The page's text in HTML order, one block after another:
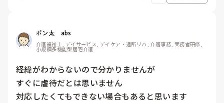
ポン太　abs
介護福祉士, デイサービス, デイケア・通所リハ, 介護事務, 実務者研修,
小規模多機能型居宅介護
経緯がわからないので分かりませんが
すぐに虐待だとは思いません
対応したくてもできない場合もあると思います